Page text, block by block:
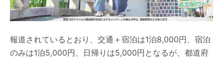
報道されているとおり、交通＋宿泊は1泊8,000円、宿泊
のみは1泊5,000円、日帰りは5,000円となるが、都道府